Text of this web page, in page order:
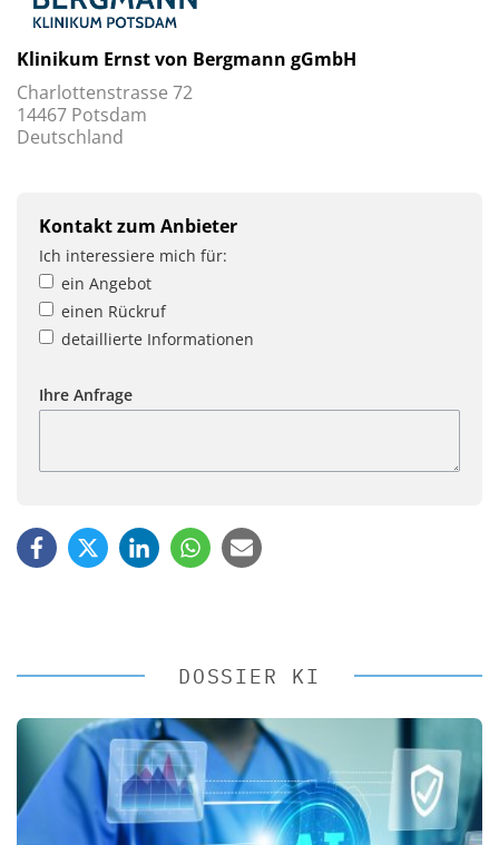
Klinikum Ernst von Bergmann gGmbH
Charlottenstrasse 72
14467 Potsdam
Deutschland
Kontakt zum Anbieter
Ich interessiere mich für:
ein Angebot
einen Rückruf
detaillierte Informationen
Ihre Anfrage
DOSSIER KI